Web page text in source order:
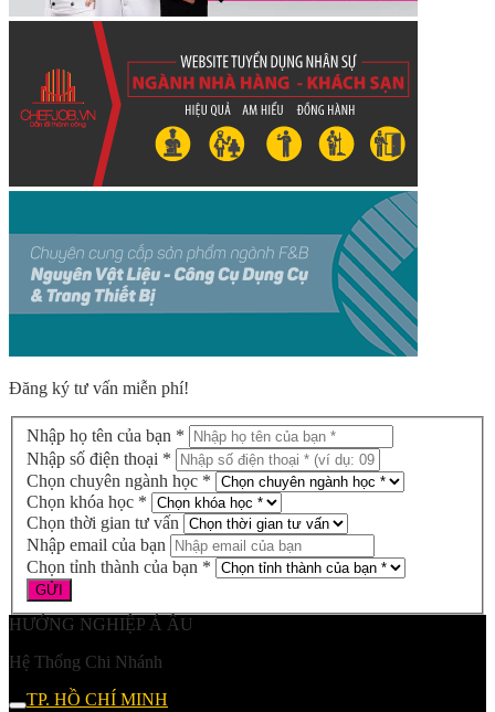
Đăng ký tư vấn miễn phí!
Nhập họ tên của bạn *
Nhập số điện thoại *
Chọn chuyên ngành học *
Chọn khóa học *
Chọn thời gian tư vấn
Nhập email của bạn
Chọn tỉnh thành của bạn *
HƯỚNG NGHIỆP Á ÂU
Hệ Thống Chi Nhánh
TP. HỒ CHÍ MINH